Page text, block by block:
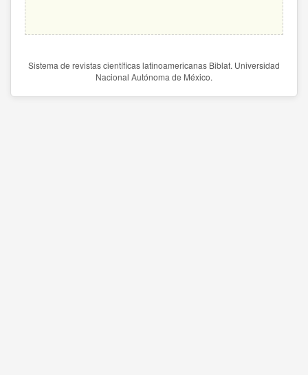
Sistema de revistas científicas latinoamericanas Biblat. Universidad
Nacional Autónoma de México.